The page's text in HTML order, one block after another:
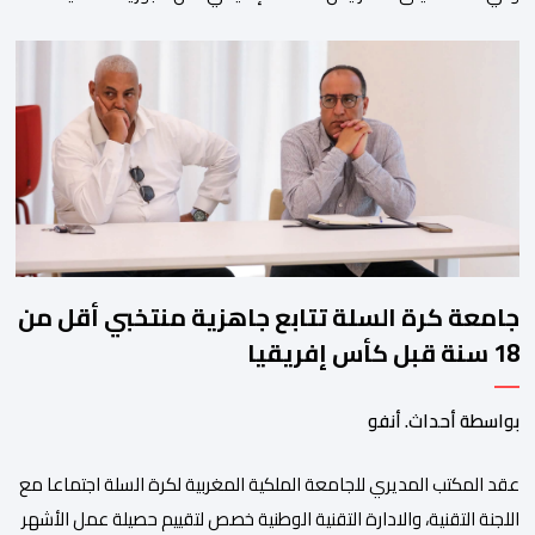
ولم تخل هذه الدورة من مؤشرات إيجابية على مستوى تنوعالمشاركة،
وتبرز هذه الأرقام الحجم الكبير الذي باتت تعرفه تظاهرةالتبوريدة
ومن المرتقب أن تعرف فعاليات الموسم إقبالا جماهيريا
واسعا،في ظل الشغف الكبير الذي يحظى به فن التبوريدة، باعتبارهأحد
جامعة كرة السلة تتابع جاهزية منتخبي أقل من
18 سنة قبل كأس إفريقيا
بواسطة أحداث. أنفو
عقد المكتب المديري للجامعة الملكية المغربية لكرة السلة اجتماعا مع
اللجنة التقنية، والادارة التقنية الوطنية خصص لتقييم حصيلة عمل الأشهر